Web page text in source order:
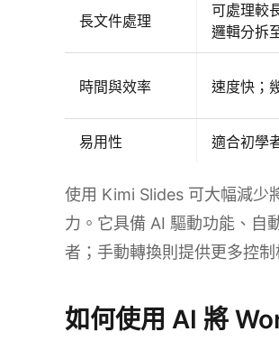
長文件處理
可處理較
邏輯分拆
時間與效率 速度快；
易用性 適合初學
使用 Kimi Slides 可大幅減少
力。它具備 AI 驅動功能、自
者；手動轉換則提供更多控
如何使用 AI 將